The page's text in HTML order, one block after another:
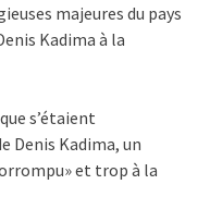
majeures du pays
Kadima à la
s’étaient
Denis Kadima, un
et trop à la